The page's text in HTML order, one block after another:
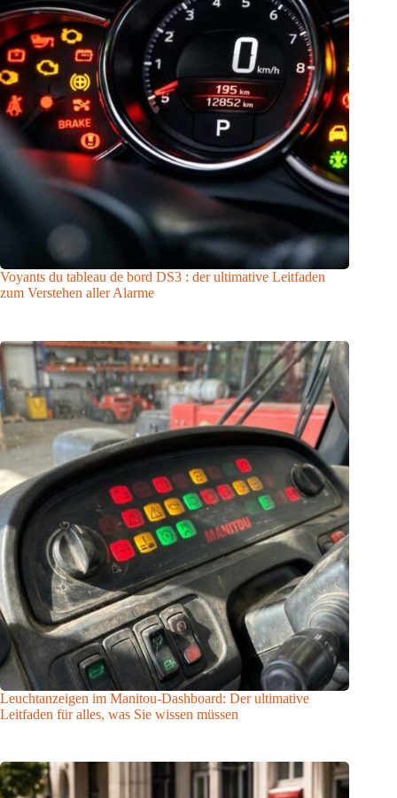
Voyants du tableau de bord DS3 : der ultimative Leitfaden
zum Verstehen aller Alarme
Leuchtanzeigen im Manitou-Dashboard: Der ultimative
Leitfaden für alles, was Sie wissen müssen